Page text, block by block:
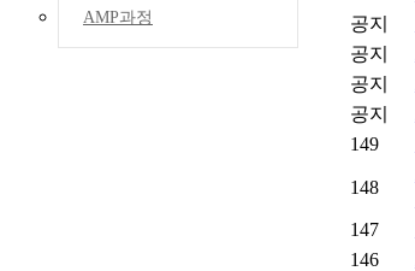
AMP과정
공지
공지
공지
공지
149
148
147
146